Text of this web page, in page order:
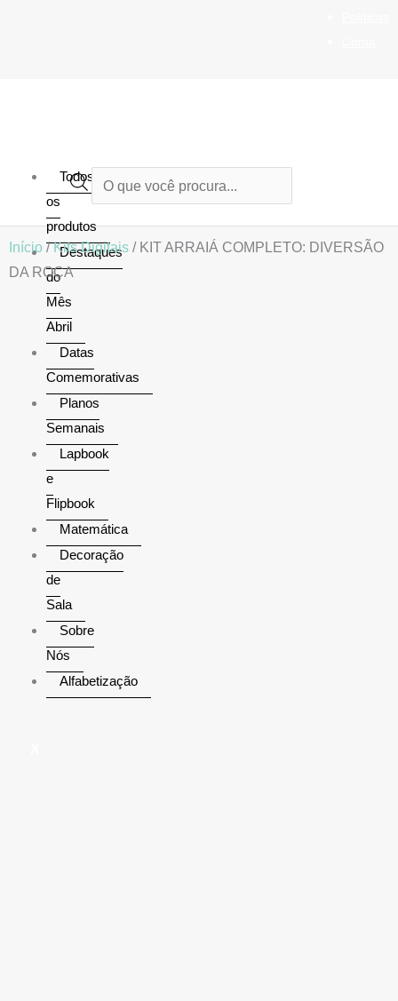
Todos
os
produtos
Destaques
do
Mês
Abril
Datas
Comemorativas
Planos
Semanais
Lapbook
e
Flipbook
Matemática
Decoração
de
Sala
Sobre
Nós
Alfabetização
Pesquisar
produtos
Início /Kits Digitais / KIT ARRAIÁ COMPLETO: DIVERSÃO
DA ROÇA